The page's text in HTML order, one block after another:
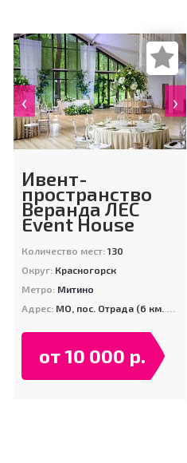
‹ ›
Ивент-
пространство
Веранда ЛЕС
Event House
Количество мест:130
Округ: Красногорск
Метро: Митино
Адрес: МО, пос. Отрада (6 км. от МКАД по Пятницкому шоссе)
от 10 000 р.